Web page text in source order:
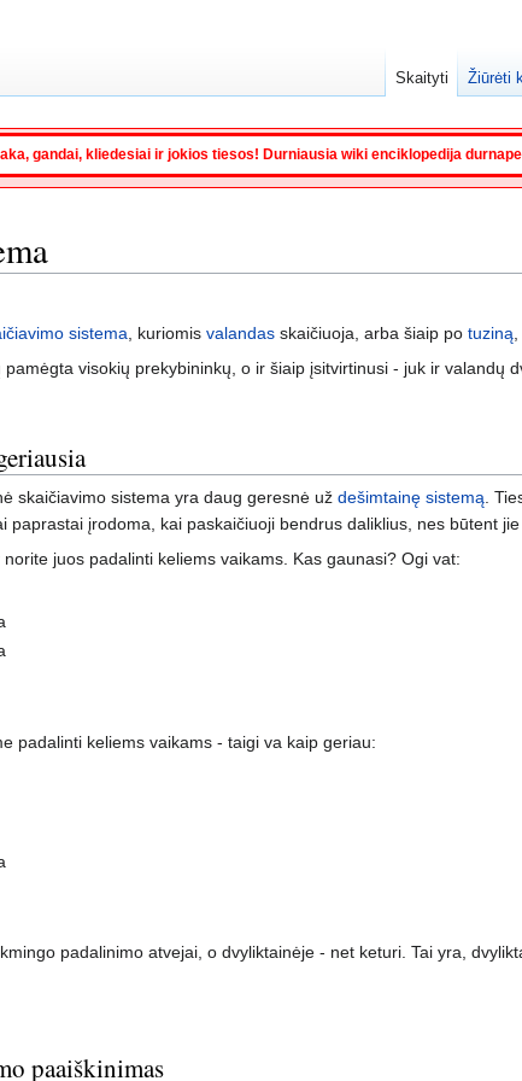
gandai, kliedesiai ir jokios tiesos! Durniausia wiki enciklopedija
sistema , kuriomis valandas skaičiuoja, arba šiaip po tuziną
visokių prekybininkų, o ir šiaip įsitvirtinusi - juk ir valandų
skaičiavimo sistema yra daug geresnė už dešimtainę sistemą .
įrodoma, kai paskaičiuoji bendrus daliklius, nes būtent jie
juos padalinti keliems vaikams. Kas gaunasi? Ogi vat:
padalinti keliems vaikams - taigi va kaip geriau:
padalinimo atvejai, o dvyliktainėje - net keturi. Tai yra,
paaiškinimas
Skaityti Žiūrėti